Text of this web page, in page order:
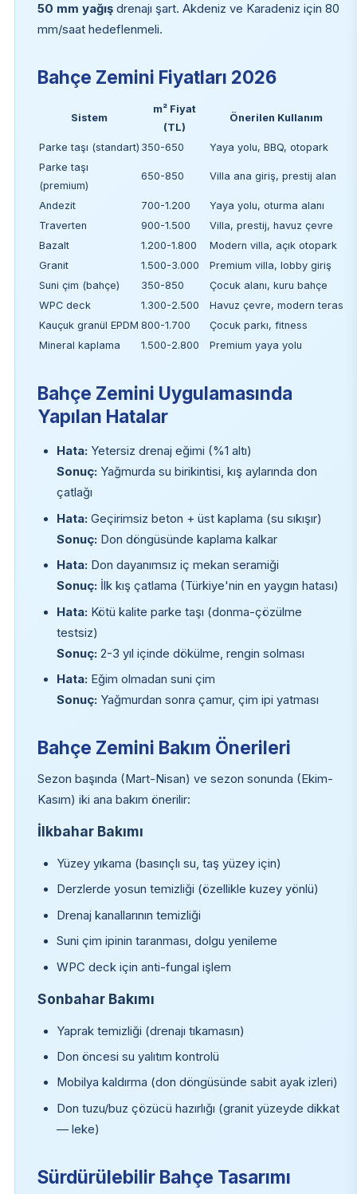
50 mm yağışdrenajı şart. Akdeniz ve Karadeniz için 80
mm/saat hedeflenmeli.
Bahçe Zemini Fiyatları 2026
Sistem
m² Fiyat
(TL)
Önerilen Kullanım
Parke taşı (standart) 350-650
Yaya yolu, BBQ, otopark
Parke taşı
(premium)
650-850 Villa ana giriş, prestij alan
Andezit 700-1.200
Yaya yolu, oturma alanı
Traverten
900-1.500
Villa, prestij, havuz çevre
Bazalt
1.200-1.800
Modern villa, açık otopark
Granit
1.500-3.000
Premium villa, lobby giriş
Suni çim (bahçe)
350-850
Çocuk alanı, kuru bahçe
WPC deck
1.300-2.500
Havuz çevre, modern teras
Kauçuk granül EPDM 800-1.700
Çocuk parkı, fitness
Mineral kaplama
1.500-2.800 Premium yaya yolu
Bahçe Zemini Uygulamasında
Yapılan Hatalar
Hata: Yetersiz drenaj eğimi (%1 altı)
Sonuç: Yağmurda su birikintisi, kış aylarında don
çatlağı
Hata: Geçirimsiz beton + üst kaplama (su sıkışır)
Sonuç: Don döngüsünde kaplama kalkar
Hata: Don dayanımsız iç mekan seramiği
Sonuç: İlk kış çatlama (Türkiye'nin en yaygın hatası)
Hata: Kötü kalite parke taşı (donma-çözülme
testsiz)
Sonuç: 2-3 yıl içinde dökülme, rengin solması
Hata: Eğim olmadan suni çim
Sonuç: Yağmurdan sonra çamur, çim ipi yatması
Bahçe Zemini Bakım Önerileri
Sezon başında (Mart-Nisan) ve sezon sonunda (Ekim-
Kasım) iki ana bakım önerilir:
İlkbahar Bakımı
Yüzey yıkama (basınçlı su, taş yüzey için)
Derzlerde yosun temizliği (özellikle kuzey yönlü)
Drenaj kanallarının temizliği
Suni çim ipinin taranması, dolgu yenileme
WPC deck için anti-fungal işlem
Sonbahar Bakımı
Yaprak temizliği (drenajı tıkamasın)
Don öncesi su yalıtım kontrolü
Mobilya kaldırma (don döngüsünde sabit ayak izleri)
Don tuzu/buz çözücü hazırlığı (granit yüzeyde dikkat
— leke)
Sürdürülebilir Bahçe Tasarımı